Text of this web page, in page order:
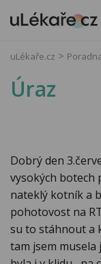
uLékaře.cz
Úraz
Dobrý den
vysokých botech
nateklý kotník a
pohotovost na
su to stáhnout a
tam jsem